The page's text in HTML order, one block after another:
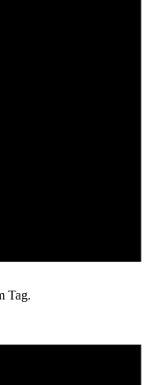
Tag.